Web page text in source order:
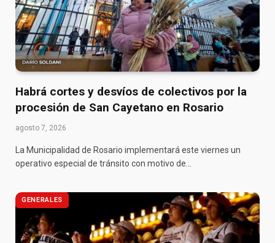
Habrá cortes y desvíos de colectivos por la
procesión de San Cayetano en Rosario
agosto 7, 2026
La Municipalidad de Rosario implementará este viernes un
operativo especial de tránsito con motivo de…
GENERALES